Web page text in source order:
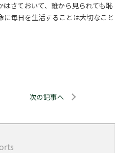
はさておいて、誰から見られても恥
毎日を生活することは大切なこと
｜ 次の記事へ